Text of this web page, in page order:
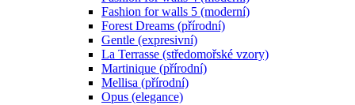
Fashion for walls 5 (moderní)
Forest Dreams (přírodní)
Gentle (expresivní)
La Terrasse (středomořské vzory)
Martinique (přírodní)
Mellisa (přírodní)
Opus (elegance)